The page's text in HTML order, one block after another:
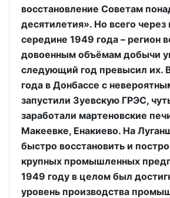
восстановление Советам
десятилетия». Но всего через
середине 1949 года – регион
довоенным объёмам добычи
следующий год превысил их.
года в Донбассе с
запустили Зуевскую ГРЭС,
заработали мартеновские
Макеевке, Енакиево. На
быстро восстановить и
крупных промышленных
1949 году в целом был
уровень производства